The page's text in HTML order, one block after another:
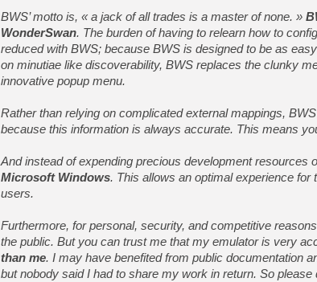
BWS’ motto is, « a jack of all trades is a master of none. »
WonderSwan. The burden of having to relearn how to
reduced with BWS; because BWS is designed to be as
on minutiae like discoverability, BWS replaces the clunky
innovative popup menu.
Rather than relying on complicated external mappings,
because this information is always accurate. This means
And instead of expending precious development resources
Microsoft Windows. This allows an optimal experience
users.
Furthermore, for personal, security, and competitive
the public. But you can trust me that my emulator is very
than me. I may have benefited from public documentation
but nobody said I had to share my work in return. So please